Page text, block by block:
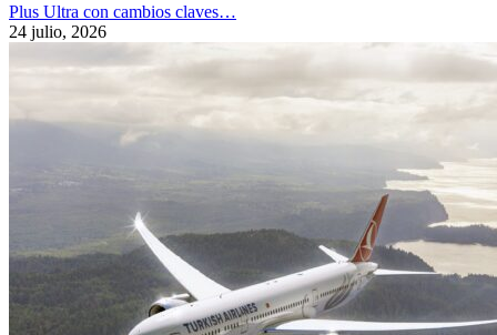
Plus Ultra con cambios claves…
24 julio, 2026